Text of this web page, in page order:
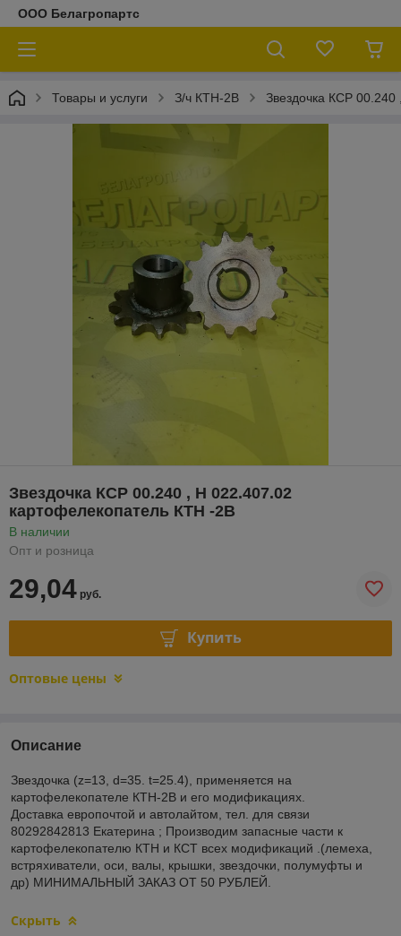
ООО Белагропартс
Товары и услуги З/ч КТН-2В Звездочка КСР
Звездочка КСР 00.240 , Н 022.407.02
картофелекопатель КТН -2В
В наличии
Опт и розница
29,04 руб.
Купить
Оптовые цены
Описание
Звездочка (z=13, d=35. t=25.4), применяется на
картофелекопателе КТН-2В и его модификациях.
Доставка европочтой и автолайтом, тел. для связи
80292842813 Екатерина ; Производим запасные части к
картофелекопателю КТН и КСТ всех модификаций .(лемеха,
встряхиватели, оси, валы, крышки, звездочки, полумуфты и
др) МИНИМАЛЬНЫЙ ЗАКАЗ ОТ 50 РУБЛЕЙ.
Скрыть